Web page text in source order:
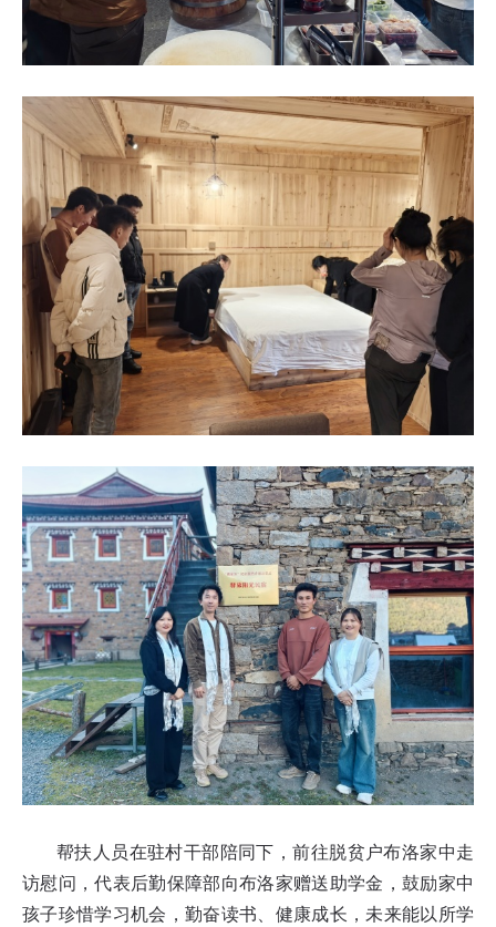
帮扶人员在驻村干部陪同下，前往脱贫户布洛家中走
访慰问，代表后勤保障部向布洛家赠送助学金，鼓励家中
孩子珍惜学习机会，勤奋读书、健康成长，未来能以所学